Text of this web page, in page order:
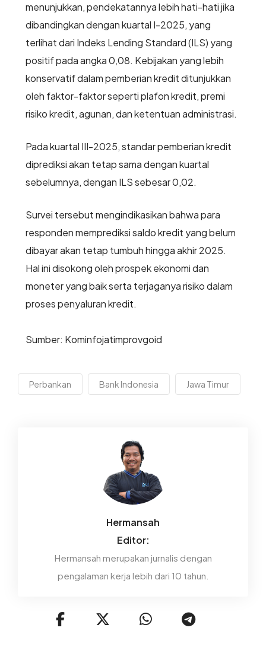
menunjukkan, pendekatannya lebih hati-hati jika
dibandingkan dengan kuartal I-2025, yang
terlihat dari Indeks Lending Standard (ILS) yang
positif pada angka 0,08. Kebijakan yang lebih
konservatif dalam pemberian kredit ditunjukkan
oleh faktor-faktor seperti plafon kredit, premi
risiko kredit, agunan, dan ketentuan administrasi.
Pada kuartal III-2025, standar pemberian kredit
diprediksi akan tetap sama dengan kuartal
sebelumnya, dengan ILS sebesar 0,02.
Survei tersebut mengindikasikan bahwa para
responden memprediksi saldo kredit yang belum
dibayar akan tetap tumbuh hingga akhir 2025.
Hal ini disokong oleh prospek ekonomi dan
moneter yang baik serta terjaganya risiko dalam
proses penyaluran kredit.
Sumber: Kominfojatimprovgoid
Perbankan Bank Indonesia Jawa Timur
Hermansah
Editor:
Hermansah merupakan jurnalis dengan
pengalaman kerja lebih dari 10 tahun.